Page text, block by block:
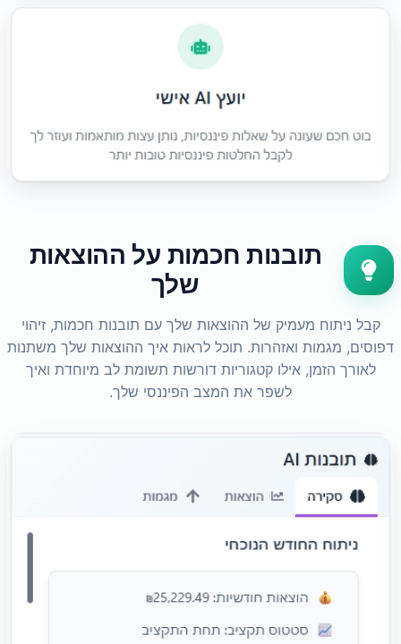
תובנות חכמות על ההוצאות
שלך
קבל ניתוח מעמיק של ההוצאות שלך עם תובנות חכמות, זיהוי
דפוסים, מגמות ואזהרות. תוכל לראות איך ההוצאות שלך משתנות
לאורך הזמן, אילו קטגוריות דורשות תשומת לב מיוחדת ואיך
לשפר את המצב הפיננסי שלך.